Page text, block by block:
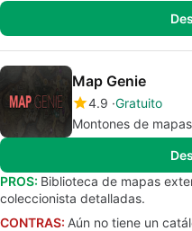
Map Genie
4.9 Gratuito
Montones de
PROS: Biblioteca de mapas
coleccionista detalladas.
CONTRAS: Aún no tiene un